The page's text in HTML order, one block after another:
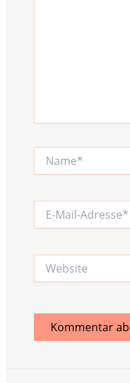
Mail-